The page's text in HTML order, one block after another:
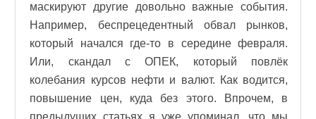
маскируют другие довольно важные события.
Например, беспрецедентный обвал рынков,
который начался где-то в середине февраля.
Или, скандал с ОПЕК, который повлёк
колебания курсов нефти и валют. Как водится,
повышение цен, куда без этого. Впрочем, в
предыдущих статьях я уже упоминал, что мы